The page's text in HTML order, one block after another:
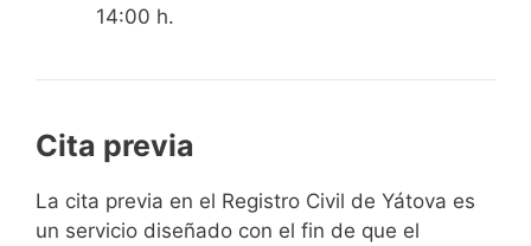
14:00 h.
Cita previa
​​​​​​​​​​​​​​​​​​​​​​​​​​​​La cita previa en el Registro Civil de Yátova es
un servicio diseñado con el fin de que el